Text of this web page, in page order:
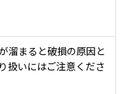
溜まると破損の原因と
扱いにはご注意くださ